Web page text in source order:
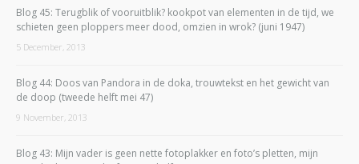
Blog 45: Terugblik of vooruitblik? kookpot van elementen in de tijd, we
schieten geen ploppers meer dood, omzien in wrok? (juni 1947)
5 December, 2013
Blog 44: Doos van Pandora in de doka, trouwtekst en het gewicht van
de doop (tweede helft mei 47)
9 November, 2013
Blog 43: Mijn vader is geen nette fotoplakker en foto’s pletten, mijn